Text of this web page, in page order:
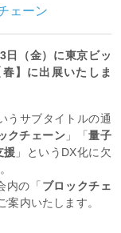
ェーン
日（金）に東京ビッ
】に出展いたしま
うサブタイトルの通
クチェーン 」「量子
援 」というDX化に欠
内の「ブロックチェ
案内いたします。